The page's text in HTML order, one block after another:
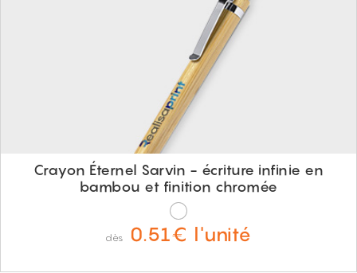
Crayon Éternel Sarvin - écriture infinie en
bambou et finition chromée
dès 0.51€ l'unité